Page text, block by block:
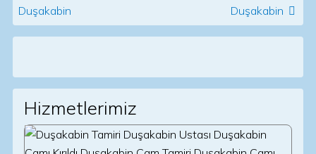
Duşakabin
Duşakabin
Hizmetlerimiz